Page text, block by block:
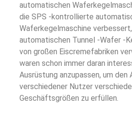
automatischen
die SPS -kontrollierte
Waferkegelmaschine
automatischen Tunnel -Wafer -
von großen Eiscremefabriken
waren schon immer daran
Ausrüstung anzupassen, um den
verschiedener Nutzer
Geschäftsgrößen zu erfüllen.